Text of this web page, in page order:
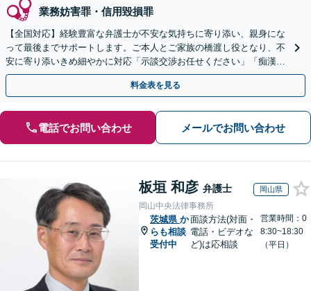
業務妨害罪・信用毀損罪
【全国対応】経験豊富な弁護士が不安な気持ちに寄り添い、親身にな
って最後までサポートします。ご本人とご家族の橋渡し役となり、不
安に寄り添いきめ細やかに対応「示談交渉お任せください」「痴漢／
盗撮／暴行・傷害／窃盗／薬物」【完全個室対応】
料金表を見る
電話でお問い合わせ メールでお問い合わせ
板垣 和彦 弁護士 岡山県
岡山中央法律事務所
茨城県 か
らも相談
受付中
面談方法(対面・
電話・ビデオな
ど)は応相談
営業時間：0
8:30~18:30
（平日）